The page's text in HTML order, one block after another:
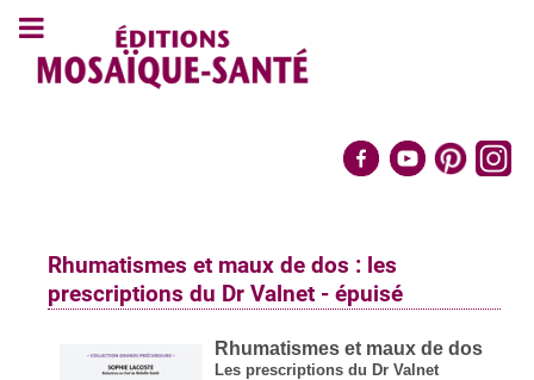
Rhumatismes et maux de dos : les
prescriptions du Dr Valnet - épuisé
Rhumatismes et maux de dos
Les prescriptions du Dr Valnet